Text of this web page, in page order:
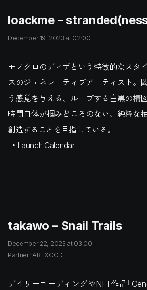
loackme –
December 19, 2023 at 02:00
モノクロのディザという特徴的なスタ
スのジェネレーティブアーティスト。
う感覚を与える、ループする白黒の構
時間自体が掴みどころのない、純粋な
創造することを目指している。
→ Launch Calendar
takawo – Snail Trails
December 22, 2023 at 03:00
Partner: ARTXCODE
デイリーコーディングやNFT作品「